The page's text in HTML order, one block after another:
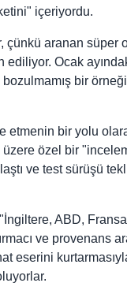
içeriyordu.
çünkü aranan süper
Ocak
bir
etmenin bir yolu
özel bir
ve test sürüşü
ABD,
ve provenans
eserini